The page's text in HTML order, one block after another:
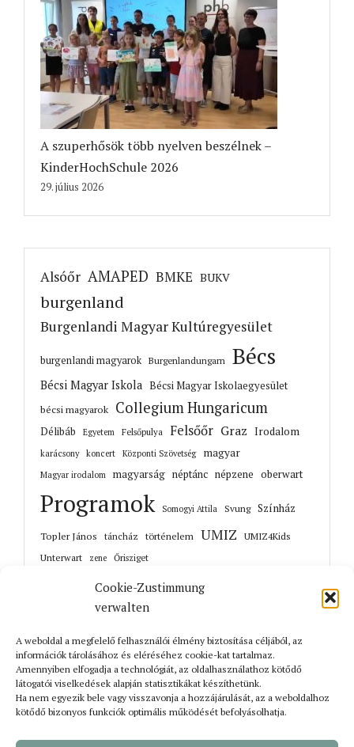
Cookie-Zustimmung
verwalten
A weboldal a megfelelő felhasználói élmény biztosítása céljából, az
információk tárolásához és eléréséhez cookie-kat tartalmaz.
Amennyiben elfogadja a technológiát, az oldalhasználathoz kötődő
látogatói viselkedések alapján statisztikákat készíthetünk.
Ha nem egyezik bele vagy visszavonja a hozzájárulását, az a weboldalhoz
kötődő bizonyos funkciók optimális működését befolyásolhatja.
A szuperhősök több nyelven beszélnek –
KinderHochSchule 2026
29. július 2026
Alsóőr AMAPED BMKE BUKV
burgenland
Burgenlandi Magyar Kultúregyesület
burgenlandi magyarok Burgenlandungarn Bécs
Bécsi Magyar Iskola Bécsi Magyar Iskolaegyesület
bécsi magyarok Collegium Hungaricum
Délibáb Egyetem Felsőpulya Felsőőr Graz Irodalom
karácsony koncert Központi Szövetség magyar
Magyar irodalom magyarság néptánc népzene oberwart
Programok Somogyi Attila Svung Színház
Topler János táncház történelem UMIZ
UMIZ4Kids
Unterwart
zene Őrisziget
Korábbi cikkek